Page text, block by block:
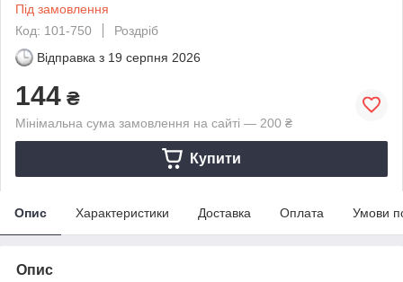
Під замовлення
Код: 101-750
Роздріб
Відправка з 19 серпня 2026
144 ₴
Мінімальна сума замовлення на сайті — 200 ₴
Купити
Опис Характеристики Доставка Оплата Умови
Опис